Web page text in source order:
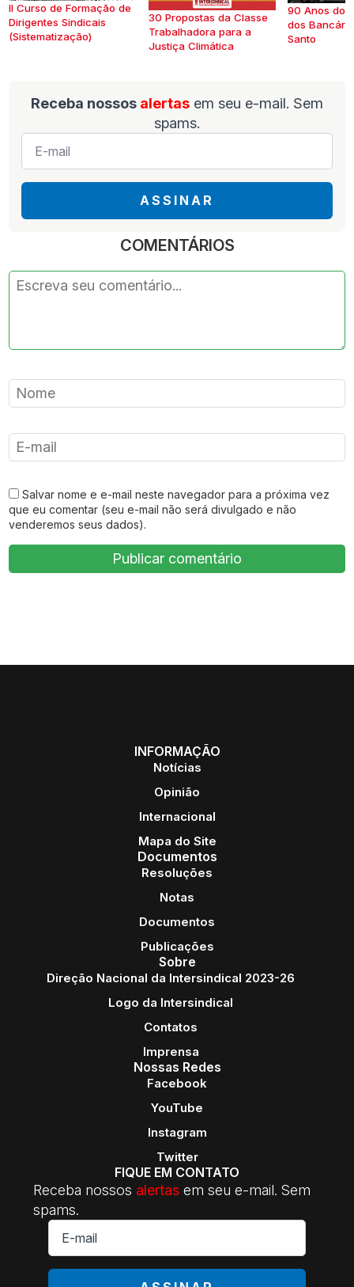
II Curso de Formação de
Dirigentes Sindicais
(Sistematização)
30 Propostas da Classe
Trabalhadora para a
Justiça Climática
90 Anos do
dos
Santo
Receba nossos alertas em seu e-mail. Sem
spams.
E-
mail
ASSINAR
COMENTÁRIOS
Salvar nome e e-mail neste navegador para a próxima vez
que eu comentar (seu e-mail não será divulgado e não
venderemos seus dados).
INFORMAÇÃO
Notícias
Opinião
Internacional
Mapa do Site
Documentos
Resoluções
Notas
Documentos
Publicações
Sobre
Direção Nacional da Intersindical 2023-26
Logo da Intersindical
Contatos
Imprensa
Nossas Redes
Facebook
YouTube
Instagram
Twitter
FIQUE EM CONTATO
Receba nossos alertas em seu e-mail. Sem
spams.
E-
mail